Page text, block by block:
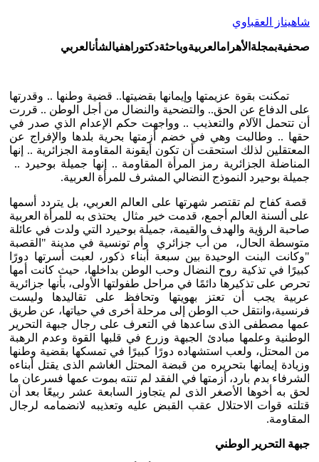
شاهيناز العقباوي
صحفيةبمجلة الأهرامالعربيةوباحثةدكتوراهفيالشأنالعربي
تمكنت بقوة عزيمتها وإيمانها بقضيتها.. قضية وطنها .. وقدرتها
على الدفاع عن الحق.. والتضحية والنضال من أجل الوطن .. قررت
أن تتحمل الآلام والتعذيب .. وواجهت حكم الإعدام الذي صدر في
حقها .. وطالبت وهي في خضم أزمتها بحرية بلدها والإفراج عن
المعتقلين لذلك استحقت أن تكون أيقونة المقاومة الجزائرية .. إنها
المناضلة الجزائرية رمز المرأة المقاومة .. إنها جميلة بوحيرد ..
جميلة بوحيرد النموذج النضالي المشرف للمرأة العربية.
قصة كفاح لم تقتصر شهرتها على العالم العربي، بل يتردد أسمها
على ألسنة العالم أجمع، قدمت خير مثال يحتذى به للمرأة العربية
صاحبة الرؤية والهدف والقيمة، جميلة بوحيرد التي ولدت في عائلة
متوسطة الحال، من أب جزائري وأم تونسية في مدينة "القصبة
"وكانت البنت الوحيدة بين سبعة أبناء ذكور، لعبت أسرتها دورًا
كبيرًا في تذكية روح النضال وحب الوطن بداخلها، حيث كانت أمها
تحرص على تذكيرها دائمًا في مراحل طفولتها الأولى، بأنها جزائرية
عربية يجب أن تعتز بهويتها وتحافظ على تقاليدها وليست
فرنسية،وانتقل حب الوطن إلى مرحلة أخرى في حياتها، عن طريق
عمها مصطفى الذى ساعدها في التعرف على رجال جبهة التحرير
الوطنية وعلمها مبادئ الجبهة وزرع في قلبها القوة وعدم الرهبة
من المحتل، ولعب استشهاده دورًا كبيرًا في تمسكها بقضية وطنها
وزيادة إيمانها بتحريره من قبضة المحتل الغاشم الذى يقتل أبناءه
الشرفاء بدم بارد، أزمتها في الفقد لم تنته بموت عمها فسرعان ما
لحق به أخوها الأصغر الذى لم يتجاوز السابعة عشر ربيعًا بعد أن
قتلته قوات الاحتلال عقب القبض عليه وتعذيبه لانضمامه لرجال
المقاومة.
جبهة التحرير الوطني